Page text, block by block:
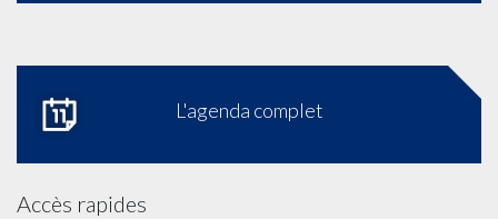
L'agenda complet
Accès rapides